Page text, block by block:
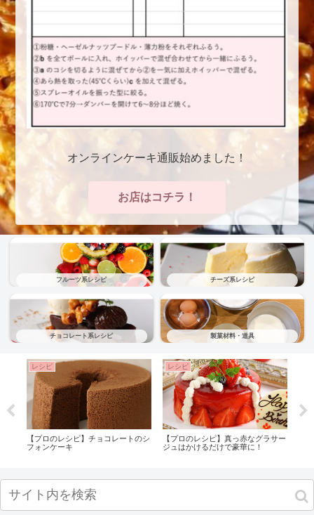
オンラインケーキ通販始めました！
お店はコチラ！
フルーツ系レシピ チーズ系レシピ
チョコレート系レシピ 製菓材料・道具
レシピ
【プロのレシピ】チョコレートのシ
フォンケーキ
レシピ
【プロのレシピ】真っ赤なグラサー
ジュはかけるだけで豪華に！